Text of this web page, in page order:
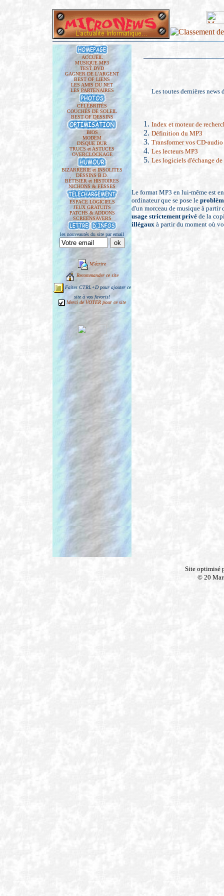
ACCUEIL
MUSIQUE MP3
TEST DVD
GAGNER DE L'ARGENT
BEST OF LIENS
LES AMIS DU NET
LES PARTENAIRES
CÉLÉBRITÉS
COUCHÉS DE SOLEIL
BEST OF DESSINS
BIOS
MODEM
DISQUE DUR
TRUCS et ASTUCES
OVERCLOCKAGE
BIZARRERIE et INSOLITES
DESSINS B.D.
BÉTISIER et HISTOIRES
NICHONS & FESSES
ESPACE LOGICIELS
JEUX GRATUITS
PATCHS & ADDONS
SCREENSAVERS
les nouveautés du site par email
M'écrire
Recommander ce site
Faites CTRL+D pour ajouter ce
site à vos favoris!
Merci de VOTER pour ce site
Les toutes dernières
Index et moteur de
Définition du MP3
Transformer vos CD-
Les lecteurs MP3
Les logiciels d'échange
Le format MP3 en lui-même est
ordinateur que se pose le
d'un morceau de musique à
usage strictement privé de la
illégaux à partir du moment où
Site optimisé
© 20